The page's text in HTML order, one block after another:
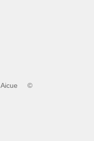
©
Aicue